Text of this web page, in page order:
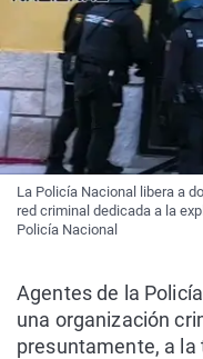
La Policía Nacional libera a
red criminal dedicada a la
Policía Nacional
Agentes de la
una organización
presuntamente, a